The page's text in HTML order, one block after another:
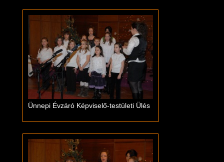
Ünnepi Évzáró Képviselő-testületi Ülés